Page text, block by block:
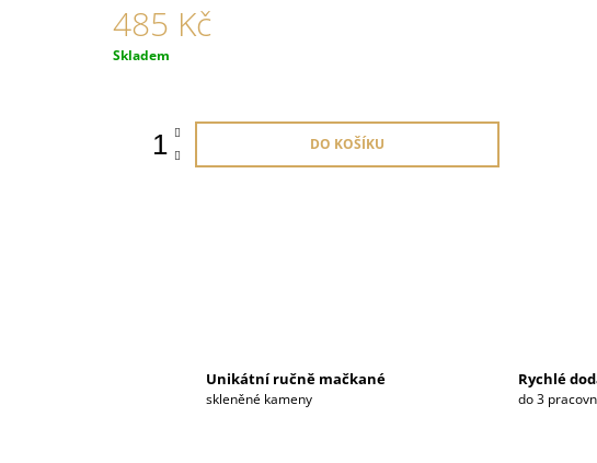
485 Kč
Měrná
Skladem
DO KOŠÍKU
Unikátní ručně mačkané
skleněné kameny
Rychlé
do 3